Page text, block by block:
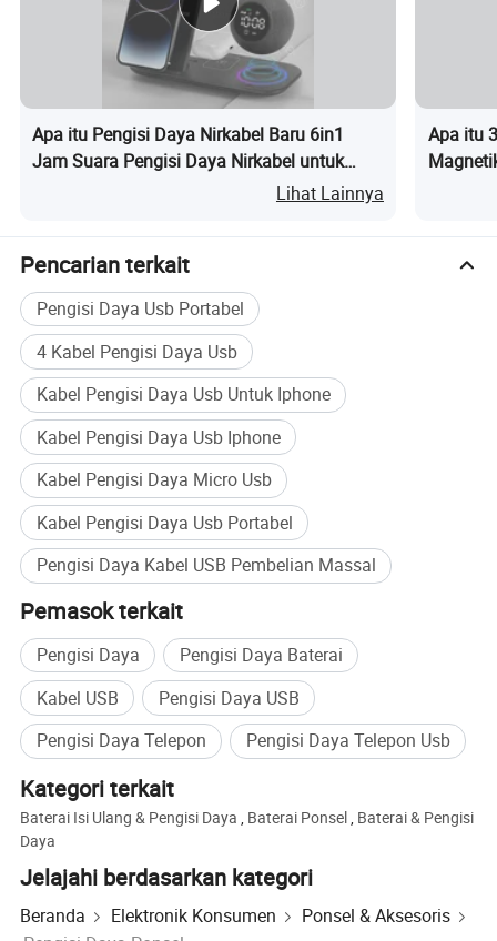
Apa itu Pengisi Daya Nirkabel Baru 6in1
Jam Suara Pengisi Daya Nirkabel untuk
Lihat Lainnya
Apa itu
Pencarian terkait
Pengisi Daya Usb Portabel
4 Kabel Pengisi Daya Usb
Kabel Pengisi Daya Usb Untuk Iphone
Kabel Pengisi Daya Usb Iphone
Kabel Pengisi Daya Micro Usb
Kabel Pengisi Daya Usb Portabel
Pengisi Daya Kabel USB Pembelian Massal
Pemasok terkait
Pengisi Daya
Pengisi Daya Baterai
Kabel USB
Pengisi Daya USB
Pengisi Daya Telepon
Pengisi Daya Telepon Usb
Kategori terkait
Baterai Isi Ulang & Pengisi Daya Baterai Ponsel Baterai & Pengisi
Daya
Jelajahi berdasarkan kategori
Beranda Elektronik Konsumen
Ponsel & Aksesoris